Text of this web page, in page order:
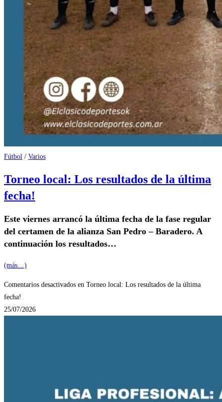
Fútbol / Varios
Torneo local: Los resultados de la última
fecha!
Este viernes arrancó la última fecha de la fase regular
del certamen de la alianza San Pedro – Baradero. A
continuación los resultados…
(más…)
Comentarios desactivados en Torneo local: Los resultados de la última
fecha!
25/07/2026